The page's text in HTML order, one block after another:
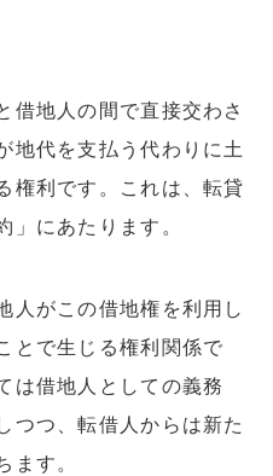
借地人の間で直接交わさ
地代を支払う代わりに土
権利です。これは、転貸
」にあたります。
人がこの借地権を利用し
とで生じる権利関係で
は借地人としての義務
つつ、転借人からは新た
ます。